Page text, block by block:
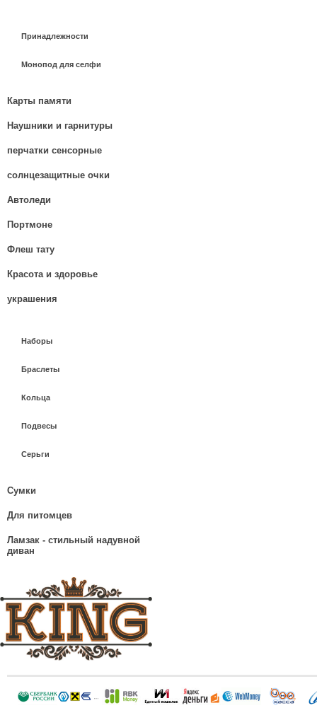
Принадлежности
Монопод для селфи
Карты памяти
Наушники и гарнитуры
перчатки сенсорные
солнцезащитные очки
Автоледи
Портмоне
Флеш тату
Красота и здоровье
украшения
Наборы
Браслеты
Кольца
Подвесы
Серьги
Сумки
Для питомцев
Ламзак - стильный надувной
диван